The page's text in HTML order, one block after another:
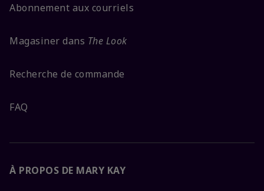
Abonnement aux courriels
Magasiner dans The Look
Recherche de commande
FAQ
À PROPOS DE MARY KAY